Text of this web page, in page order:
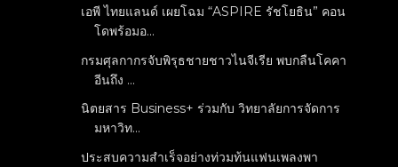
เอพี ไทยแลนด์ เผยโฉม “ASPIRE รัชโยธิน” คอน
โดพร้อมอ...
กรมศุลกากรจับพิรุธชายชาวไนจีเรีย พบกลืนโคคา
อีนถึง ...
นิตยสาร Business+ ร่วมกับ วิทยาลัยการจัดการ
มหาวิท...
ประสบความสำเร็จอย่างท่วมท้นแฟนเพลงพา